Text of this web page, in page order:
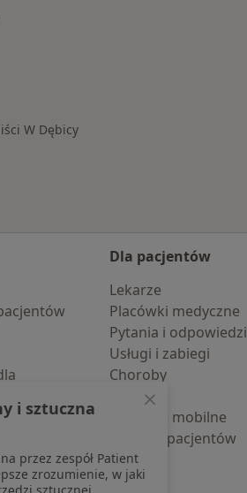
W Dębicy
Dla pacjentów
Lekarze
Placówki medyczne
Pytania i odpowiedzi
Usługi i zabiegi
Choroby
Pomoc
Aplikacje mobilne
Blog dla pacjentów
i sztuczna
przez zespół Patient
zrozumienie, w jaki